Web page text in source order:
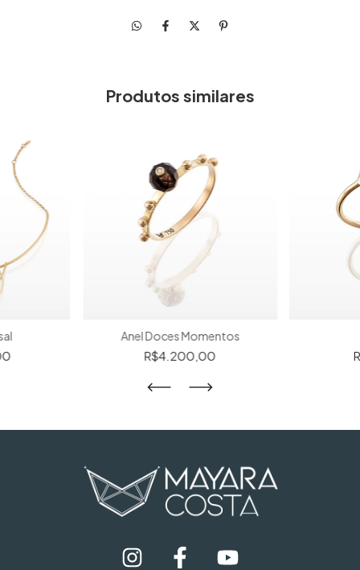
Produtos similares
Anel Doces Momentos
R$4.200,00